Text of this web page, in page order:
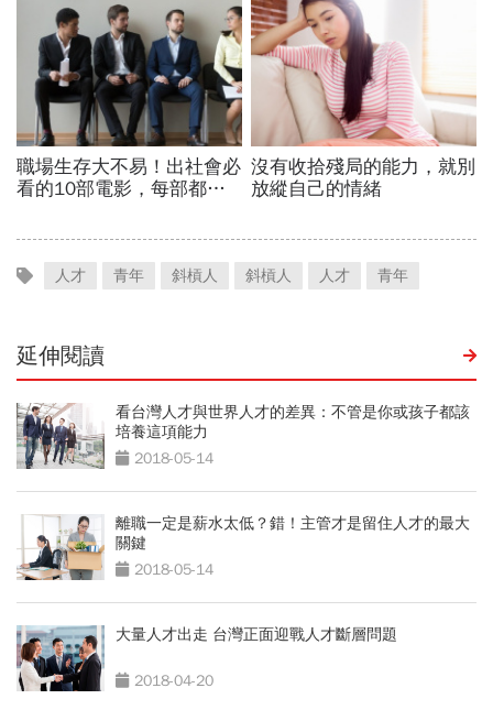
人才 青年 斜槓人 斜槓人 人才 青年
延伸閱讀
看台灣人才與世界人才的差異：不管是你或孩子都該
培養這項能力
2018-05-14
離職一定是薪水太低？錯！主管才是留住人才的最大
關鍵
2018-05-14
大量人才出走 台灣正面迎戰人才斷層問題
2018-04-20